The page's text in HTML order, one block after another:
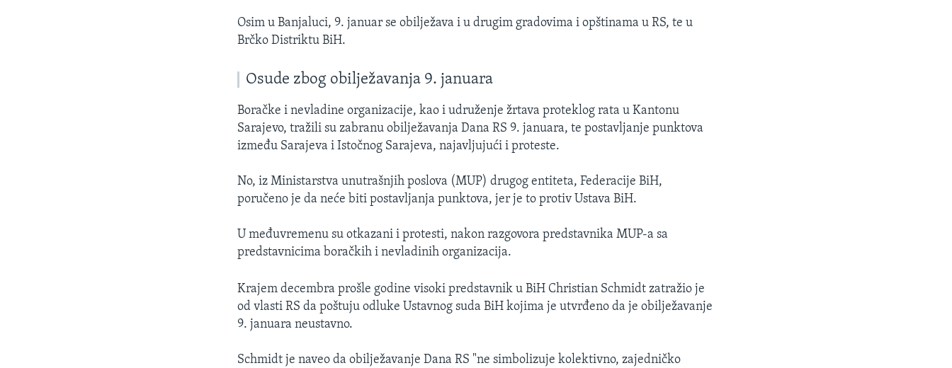
Osim u Banjaluci, 9. januar se obilježava i u drugim gradovima i opštinama u RS, te u
Brčko Distriktu BiH.
Osude zbog obilježavanja 9. januara
Boračke i nevladine organizacije, kao i udruženje žrtava proteklog rata u Kantonu
Sarajevo, tražili su zabranu obilježavanja Dana RS 9. januara, te postavljanje punktova
između Sarajeva i Istočnog Sarajeva, najavljujući i proteste.
No, iz Ministarstva unutrašnjih poslova (MUP) drugog entiteta, Federacije BiH,
poručeno je da neće biti postavljanja punktova, jer je to protiv Ustava BiH.
U međuvremenu su otkazani i protesti, nakon razgovora predstavnika MUP-a sa
predstavnicima boračkih i nevladinih organizacija.
Krajem decembra prošle godine visoki predstavnik u BiH Christian Schmidt zatražio je
od vlasti RS da poštuju odluke Ustavnog suda BiH kojima je utvrđeno da je obilježavanje
9. januara neustavno.
Schmidt je naveo da obilježavanje Dana RS "ne simbolizuje kolektivno, zajedničko